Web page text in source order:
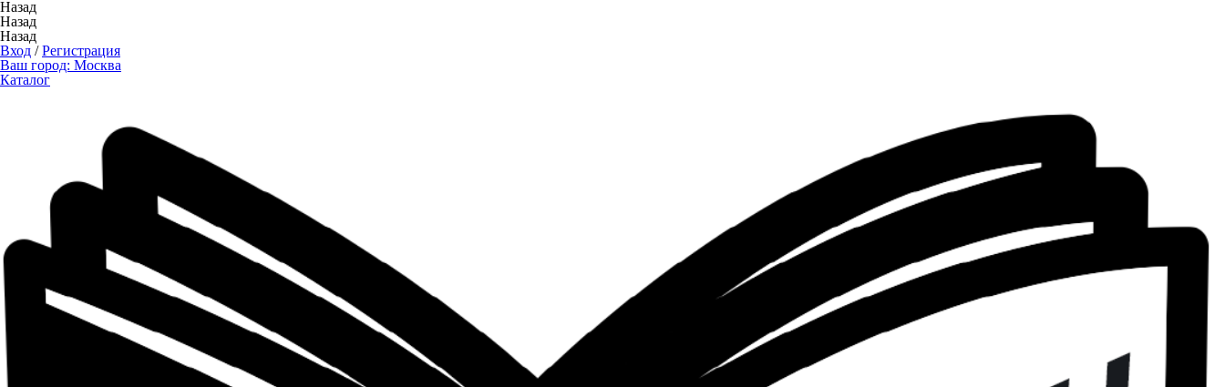
Назад
Назад
Назад
Вход /Регистрация
Ваш город: Москва
Каталог